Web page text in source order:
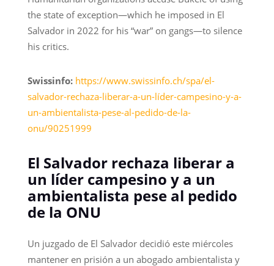
the state of exception—which he imposed in El
Salvador in 2022 for his “war” on gangs—to silence
his critics.
Swissinfo: https://www.swissinfo.ch/spa/el-
salvador-rechaza-liberar-a-un-líder-campesino-y-a-
un-ambientalista-pese-al-pedido-de-la-
onu/90251999
El Salvador rechaza liberar a
un líder campesino y a un
ambientalista pese al pedido
de la ONU
Un juzgado de El Salvador decidió este miércoles
mantener en prisión a un abogado ambientalista y